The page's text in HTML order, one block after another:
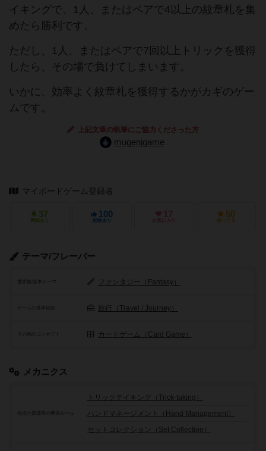
イキングで、1人、またはペアで4以上の紋章札を集
めたら勝利です。
ただし、1人、またはペアで7回以上トリックを獲得
したら、その場で負けてしまいます。
いかに、効率よく紋章札を獲得するかがカギのゲー
ムです。
上記文章の執筆にご協力くださった方
mugenjgame
マイボードゲーム登録者
37
興味あり
100
経験あり
17
お気に入り
50
持ってる
テーマ/フレーバー
世界観/基本テーマ ファンタジー（Fantasy）
ゲームの基本目的 旅行（Travel / Journey）
その他のコンセプト カードゲーム（Card Game）
メカニクス
トリックテイキング（Trick-taking）
ハンドマネージメント（Hand Management）
セットコレクション（Set Collection）